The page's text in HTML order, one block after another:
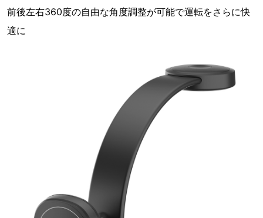
前後左右360度の自由な角度調整が可能で運転をさらに快
適に